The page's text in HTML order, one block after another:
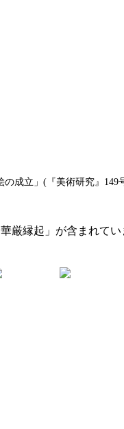
成立」(『美術研究』149
厳縁起」が含まれてい